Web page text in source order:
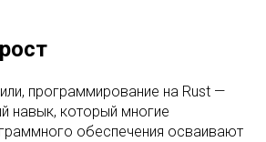
программирование на Rust —
навык, который многие
обеспечения осваивают